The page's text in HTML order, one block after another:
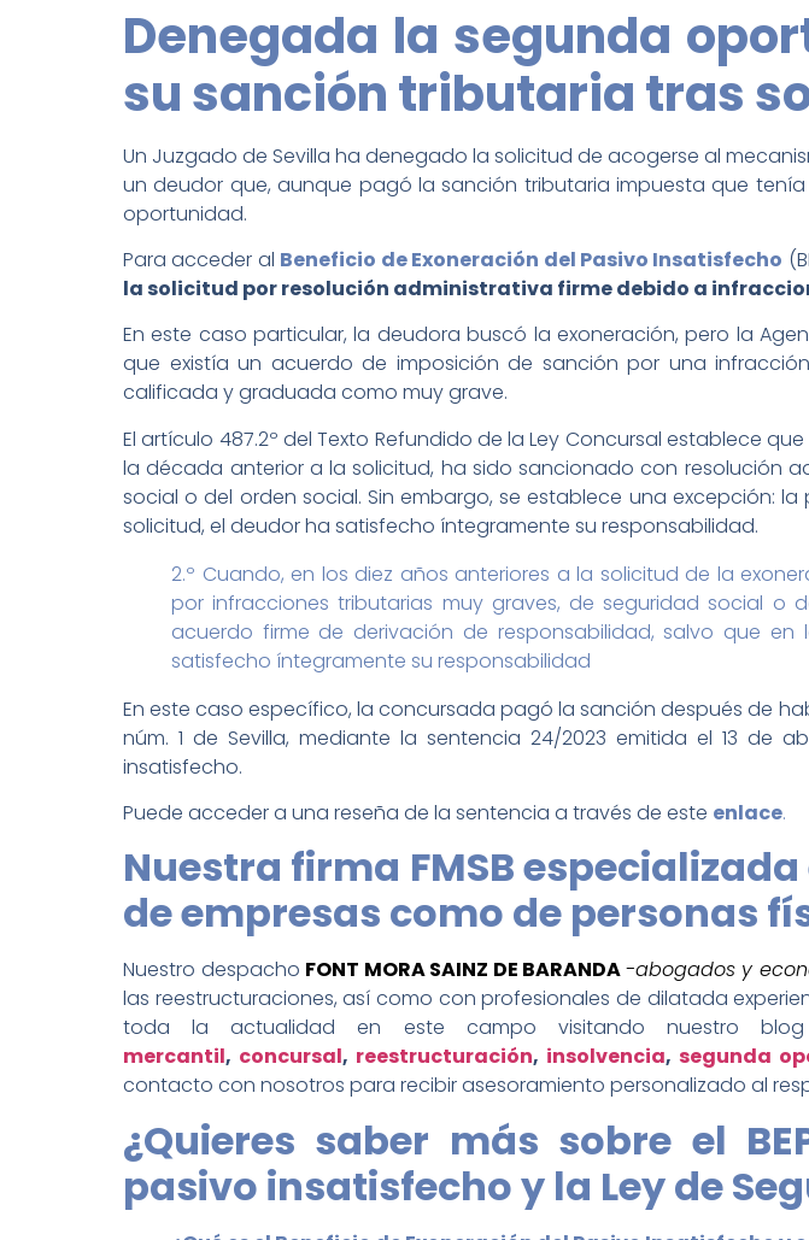
Denegada la segunda
su sanción tributaria tras
Un Juzgado de Sevilla ha denegado la solicitud de acogerse al
un deudor que, aunque pagó la sanción tributaria impuesta que
oportunidad.
Para acceder al Beneficio de Exoneración del Pasivo Insatisfecho
la solicitud por resolución administrativa firme debido a
En este caso particular, la deudora buscó la exoneración, pero la
que existía un acuerdo de imposición de sanción por una
calificada y graduada como muy grave.
El artículo 487.2º del Texto Refundido de la Ley Concursal establece
la década anterior a la solicitud, ha sido sancionado con resolución
social o del orden social. Sin embargo, se establece una excepción:
solicitud, el deudor ha satisfecho íntegramente su responsabilidad.
2.º Cuando, en los diez años anteriores a la solicitud de la
por infracciones tributarias muy graves, de seguridad social
acuerdo firme de derivación de responsabilidad, salvo que
satisfecho íntegramente su responsabilidad
En este caso específico, la concursada pagó la sanción después de
núm. 1 de Sevilla, mediante la sentencia 24/2023 emitida el 13 de
insatisfecho.
Puede acceder a una reseña de la sentencia a través de este enlace.
Nuestra firma FMSB
de empresas como de personas
Nuestro despacho FONT MORA SAINZ DE BARANDA-abogados y
las reestructuraciones, así como con profesionales de dilatada
toda la actualidad en este campo visitando nuestro
mercantil, concursal, reestructuración, insolvencia, segunda
contacto con nosotros para recibir asesoramiento personalizado al
¿Quieres saber más sobre el
pasivo insatisfecho y la Ley de